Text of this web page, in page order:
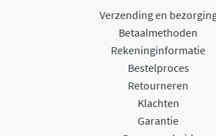
Verzending en
Betaalmethoden
Rekeninginformatie
Bestelproces
Retourneren
Klachten
Garantie